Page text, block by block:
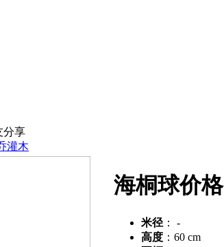
分享
灌木
海桐球价格
米径 ：
-
高度 ： 60 cm